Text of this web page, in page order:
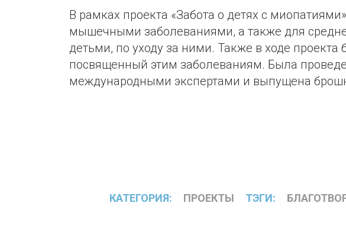
В рамках проекта «Забота о детях с
мышечными заболеваниями, а также для
детьми, по уходу за ними. Также в ходе
посвященный этим заболеваниям. Была
международными экспертами и выпущена
КАТЕГОРИЯ: ПРОЕКТЫ ТЭГИ: